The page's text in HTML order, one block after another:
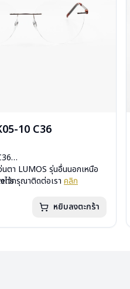
10 C36
ปี
นตา LUMOS รุ่นอื่นนอกเหนือ
ไว้กรุณาติดต่อเรา คลิก
หยิบลงตะกร้า